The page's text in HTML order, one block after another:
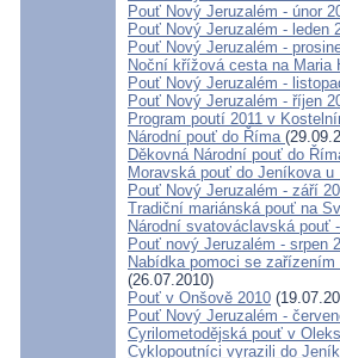
Pouť Nový Jeruzalém - únor
Pouť Nový Jeruzalém - leden
Pouť Nový Jeruzalém -
Noční křížová cesta na Maria
Pouť Nový Jeruzalém -
Pouť Nový Jeruzalém - říjen
Program poutí 2011 v
Národní pouť do Říma
Děkovná Národní pouť do
Moravská pouť do Jeníkova u
Pouť Nový Jeruzalém - září
Tradiční mariánská pouť na
Národní svatováclavská pouť
Pouť nový Jeruzalém - srpen
Nabídka pomoci se
(26.07.2010)
Pouť v Onšově 2010
Pouť Nový Jeruzalém -
Cyrilometodějská pouť v
Cyklopoutníci vyrazili do